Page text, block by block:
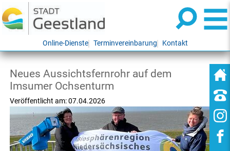
Online-Dienste Terminvereinbarung Kontakt
Neues Aussichtsfernrohr auf dem
Imsumer Ochsenturm
Veröffentlicht am:07.04.2026